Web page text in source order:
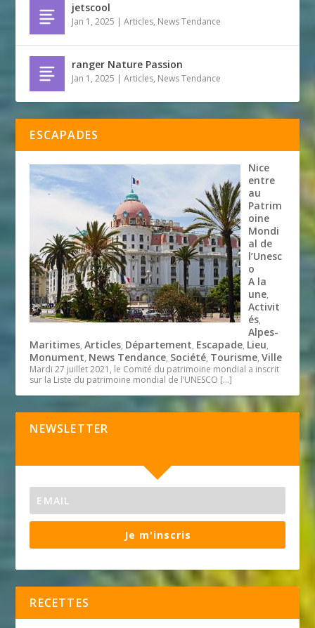
jetscool
Jan 1, 2025 |Articles, News Tendance
ranger Nature Passion
Jan 1, 2025 |Articles, News Tendance
ESCAPADES
Nice
entre
au
Patrim
oine
Mondi
al de
l’Unesc
o
A la
une,
Activit
és,
Alpes-
Maritimes,Articles, Département, Escapade, Lieu,
Monument, News Tendance, Société, Tourisme,Ville
Mardi 27 juillet 2021, le Comité du patrimoine mondial a inscrit
sur la Liste du patrimoine mondial de l’UNESCO […]
NEWSLETTER
Je m'inscris
RECETTES